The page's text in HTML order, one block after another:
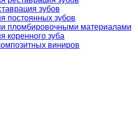
зубов
постоянных зубов
пломбировочными материалами
коренного зуба
виниров